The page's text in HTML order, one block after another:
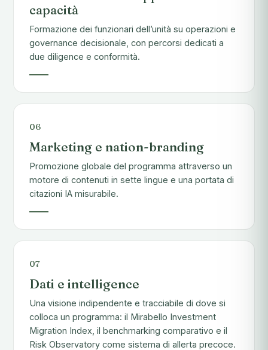
capacità
Formazione dei funzionari dell’unità su operazioni e
governance decisionale, con percorsi dedicati a
due diligence e conformità.
06
Marketing e nation-branding
Promozione globale del programma attraverso un
motore di contenuti in sette lingue e una portata di
citazioni IA misurabile.
07
Dati e intelligence
Una visione indipendente e tracciabile di dove si
colloca un programma: il Mirabello Investment
Migration Index, il benchmarking comparativo e il
Risk Observatory come sistema di allerta precoce.